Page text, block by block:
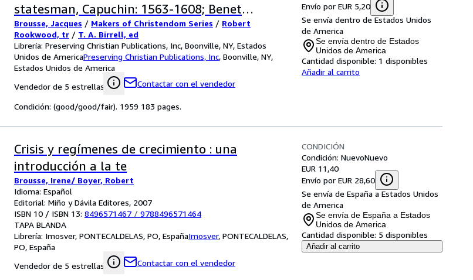
statesman, Capuchin: 1563-1608; Benet
Canfield (William Fitch): English law student,
convert from Calvinism, mystical writer,
Capuchin: 1562-1610]
Brousse, Jacques / Makers of Christendom Series / Robert
Rookwood, tr / T. A. Birrell, ed
Librería: Preserving Christian Publications, Inc, Boonville, NY, Estados
Unidos de AmericaPreserving Christian Publications, Inc, Boonville, NY,
Estados Unidos de America
Vendedor de 5 estrellas
Contactar con el vendedor
Envío por EUR 5,20
Se envía dentro de Estados Unidos
de America
Se envía dentro de Estados
Unidos de America
Cantidad disponible: 1 disponibles
Añadir al carrito
Condición: (good/good/fair). 1959 183 pages.
Crisis y regímenes de crecimiento : una
introducción a la te
Brousse, Irene/ Boyer, Robert
Idioma: Español
Editorial: Miño y Dávila Editores, 2007
ISBN 10 / ISBN 13: 8496571467 / 9788496571464
TAPA BLANDA
Librería: Imosver, PONTECALDELAS, PO, EspañaImosver, PONTECALDELAS,
PO, España
Vendedor de 5 estrellas
Contactar con el vendedor
CONDICIÓN
Condición: NuevoNuevo
EUR 11,40
Envío por EUR 28,60
Se envía de España a Estados Unidos
de America
Se envía de España a Estados
Unidos de America
Cantidad disponible: 5 disponibles
Añadir al carrito